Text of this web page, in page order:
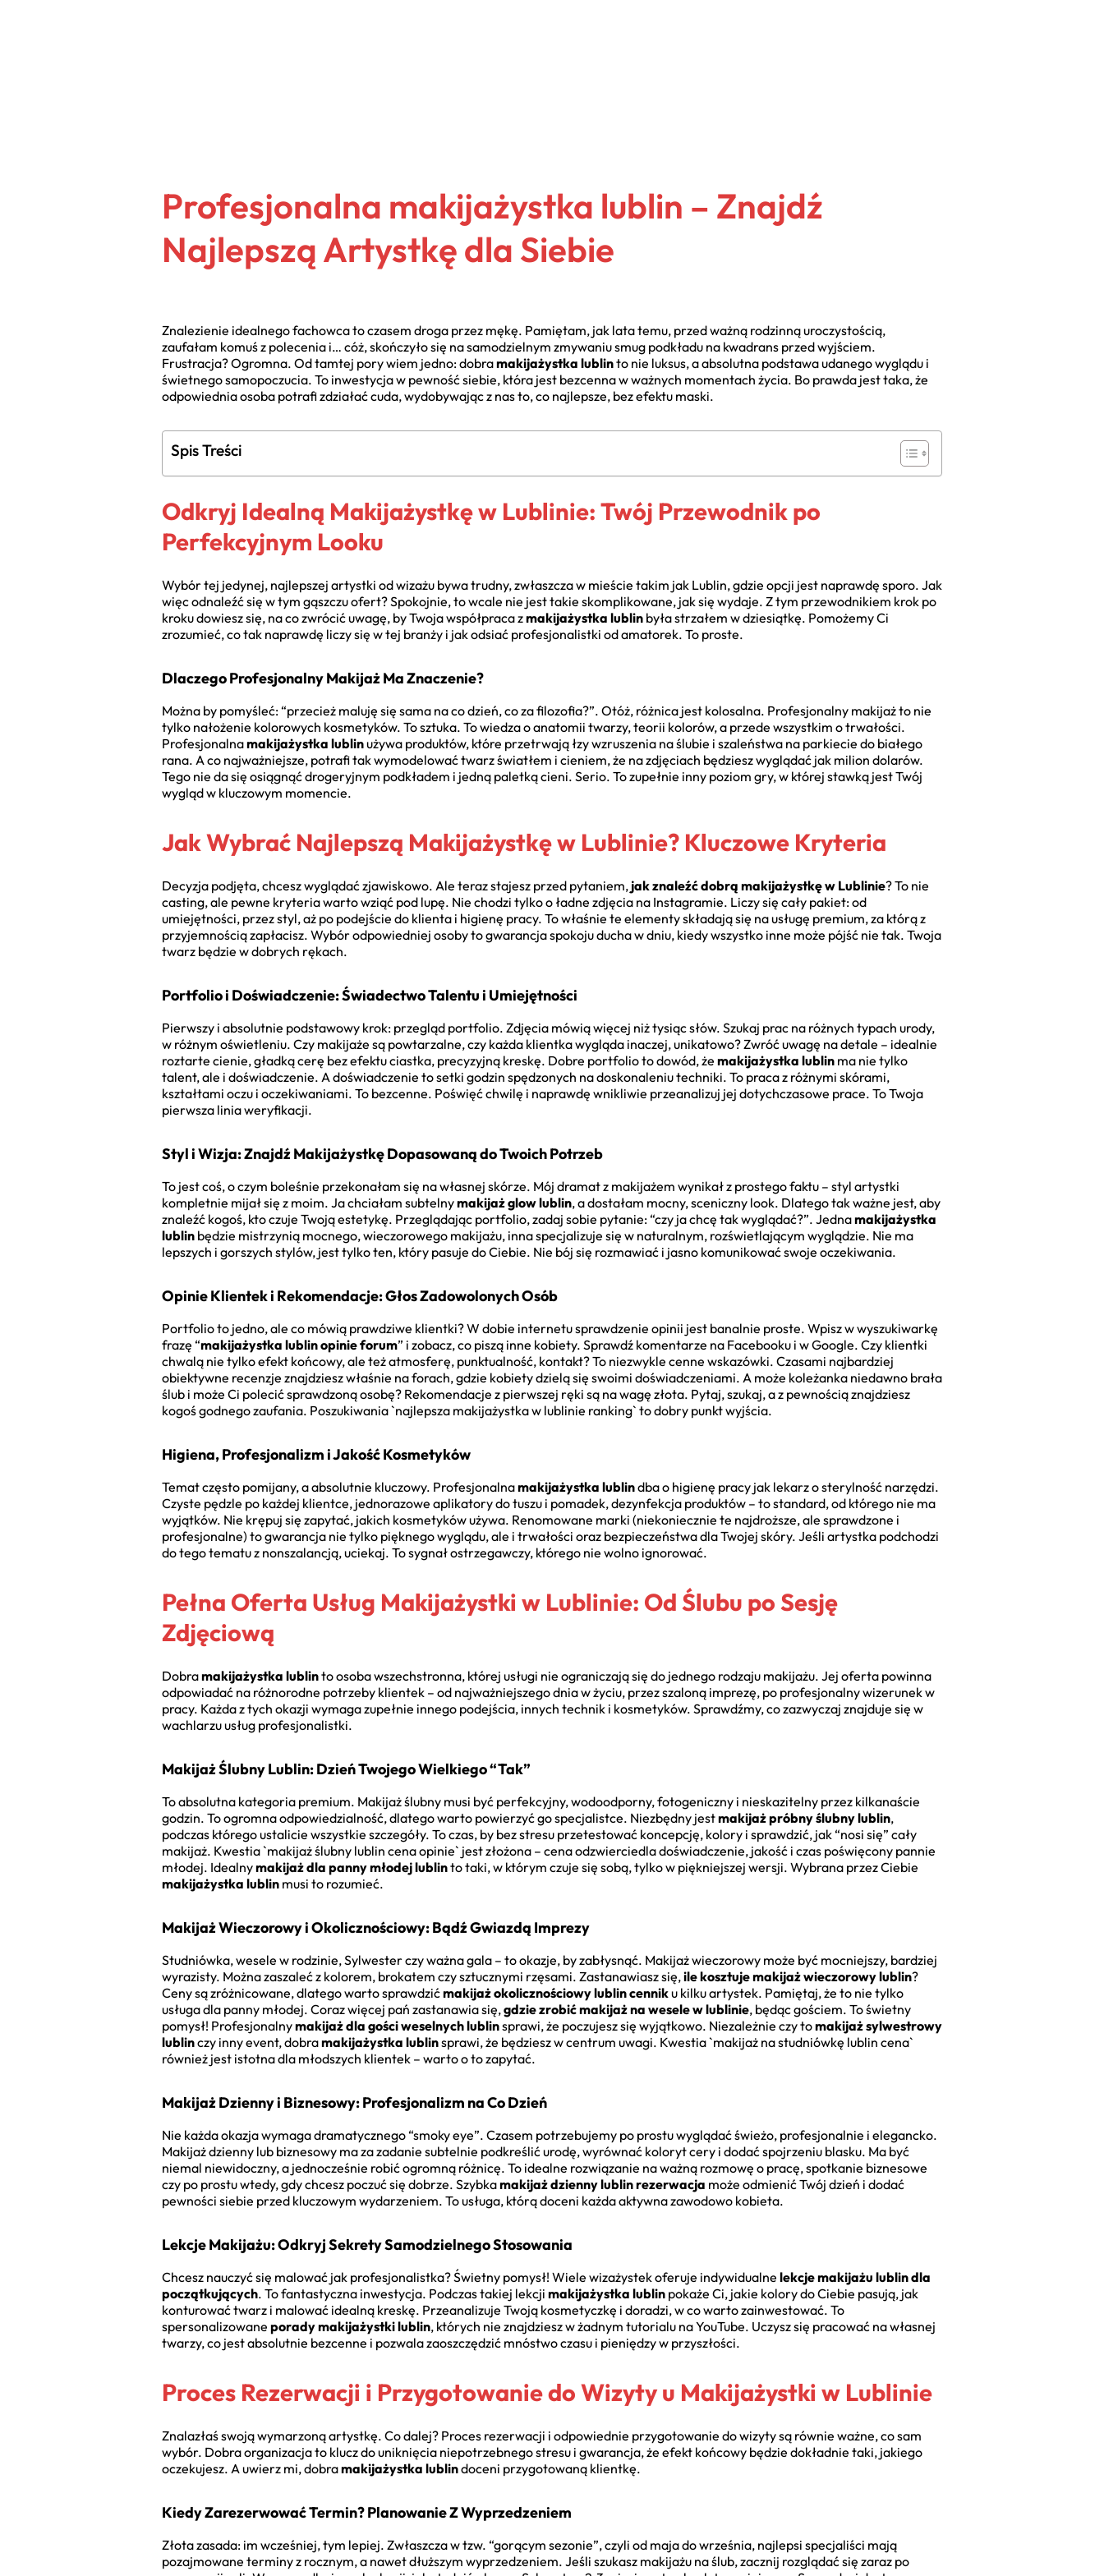
Profesjonalna makijażystka lublin – Znajdź
Najlepszą Artystkę dla Siebie
Znalezienie idealnego fachowca to czasem droga przez mękę. Pamiętam, jak lata temu, przed ważną rodzinną uroczystością,
zaufałam komuś z polecenia i… cóż, skończyło się na samodzielnym zmywaniu smug podkładu na kwadrans przed wyjściem.
Frustracja? Ogromna. Od tamtej pory wiem jedno: dobramakijażystka lublinto nie luksus, a absolutna podstawa udanego wyglądu i
świetnego samopoczucia. To inwestycja w pewność siebie, która jest bezcenna w ważnych momentach życia. Bo prawda jest taka, że
odpowiednia osoba potrafi zdziałać cuda, wydobywając z nas to, co najlepsze, bez efektu maski.
Spis Treści
Odkryj Idealną Makijażystkę w Lublinie: Twój Przewodnik po
Perfekcyjnym Looku
Wybór tej jedynej, najlepszej artystki od wizażu bywa trudny, zwłaszcza w mieście takim jak Lublin, gdzie opcji jest naprawdę sporo. Jak
więc odnaleźć się w tym gąszczu ofert? Spokojnie, to wcale nie jest takie skomplikowane, jak się wydaje. Z tym przewodnikiem krok po
kroku dowiesz się, na co zwrócić uwagę, by Twoja współpraca zmakijażystka lublin była strzałem w dziesiątkę. Pomożemy Ci
zrozumieć, co tak naprawdę liczy się w tej branży i jak odsiać profesjonalistki od amatorek. To proste.
Dlaczego Profesjonalny Makijaż Ma Znaczenie?
Można by pomyśleć: “przecież maluję się sama na co dzień, co za filozofia?”. Otóż, różnica jest kolosalna. Profesjonalny makijaż to nie
tylko nałożenie kolorowych kosmetyków. To sztuka. To wiedza o anatomii twarzy, teorii kolorów, a przede wszystkim o trwałości.
Profesjonalnamakijażystka lublinużywa produktów, które przetrwają łzy wzruszenia na ślubie i szaleństwa na parkiecie do białego
rana. A co najważniejsze, potrafi tak wymodelować twarz światłem i cieniem, że na zdjęciach będziesz wyglądać jak milion dolarów.
Tego nie da się osiągnąć drogeryjnym podkładem i jedną paletką cieni. Serio. To zupełnie inny poziom gry, w której stawką jest Twój
wygląd w kluczowym momencie.
Jak Wybrać Najlepszą Makijażystkę w Lublinie? Kluczowe Kryteria
Decyzja podjęta, chcesz wyglądać zjawiskowo. Ale teraz stajesz przed pytaniem, jak znaleźć dobrą makijażystkę w Lublinie? To nie
casting, ale pewne kryteria warto wziąć pod lupę. Nie chodzi tylko o ładne zdjęcia na Instagramie. Liczy się cały pakiet: od
umiejętności, przez styl, aż po podejście do klienta i higienę pracy. To właśnie te elementy składają się na usługę premium, za którą z
przyjemnością zapłacisz. Wybór odpowiedniej osoby to gwarancja spokoju ducha w dniu, kiedy wszystko inne może pójść nie tak. Twoja
twarz będzie w dobrych rękach.
Portfolio i Doświadczenie: Świadectwo Talentu i Umiejętności
Pierwszy i absolutnie podstawowy krok: przegląd portfolio. Zdjęcia mówią więcej niż tysiąc słów. Szukaj prac na różnych typach urody,
w różnym oświetleniu. Czy makijaże są powtarzalne, czy każda klientka wygląda inaczej, unikatowo? Zwróć uwagę na detale – idealnie
roztarte cienie, gładką cerę bez efektu ciastka, precyzyjną kreskę. Dobre portfolio to dowód, że makijażystka lublin ma nie tylko
talent, ale i doświadczenie. A doświadczenie to setki godzin spędzonych na doskonaleniu techniki. To praca z różnymi skórami,
kształtami oczu i oczekiwaniami. To bezcenne. Poświęć chwilę i naprawdę wnikliwie przeanalizuj jej dotychczasowe prace. To Twoja
pierwsza linia weryfikacji.
Styl i Wizja: Znajdź Makijażystkę Dopasowaną do Twoich Potrzeb
To jest coś, o czym boleśnie przekonałam się na własnej skórze. Mój dramat z makijażem wynikał z prostego faktu – styl artystki
kompletnie mijał się z moim. Ja chciałam subtelnymakijaż glow lublin, a dostałam mocny, sceniczny look. Dlatego tak ważne jest, aby
znaleźć kogoś, kto czuje Twoją estetykę. Przeglądając portfolio, zadaj sobie pytanie: “czy ja chcę tak wyglądać?”. Jednamakijażystka
lublin będzie mistrzynią mocnego, wieczorowego makijażu, inna specjalizuje się w naturalnym, rozświetlającym wyglądzie. Nie ma
lepszych i gorszych stylów, jest tylko ten, który pasuje do Ciebie. Nie bój się rozmawiać i jasno komunikować swoje oczekiwania.
Opinie Klientek i Rekomendacje: Głos Zadowolonych Osób
Portfolio to jedno, ale co mówią prawdziwe klientki? W dobie internetu sprawdzenie opinii jest banalnie proste. Wpisz w wyszukiwarkę
frazę “makijażystka lublin opinie forum” i zobacz, co piszą inne kobiety. Sprawdź komentarze na Facebooku i w Google. Czy klientki
chwalą nie tylko efekt końcowy, ale też atmosferę, punktualność, kontakt? To niezwykle cenne wskazówki. Czasami najbardziej
obiektywne recenzje znajdziesz właśnie na forach, gdzie kobiety dzielą się swoimi doświadczeniami. A może koleżanka niedawno brała
ślub i może Ci polecić sprawdzoną osobę? Rekomendacje z pierwszej ręki są na wagę złota. Pytaj, szukaj, a z pewnością znajdziesz
kogoś godnego zaufania. Poszukiwania `najlepsza makijażystka w lublinie ranking` to dobry punkt wyjścia.
Higiena, Profesjonalizm i Jakość Kosmetyków
Temat często pomijany, a absolutnie kluczowy. Profesjonalnamakijażystka lublindba o higienę pracy jak lekarz o sterylność narzędzi.
Czyste pędzle po każdej klientce, jednorazowe aplikatory do tuszu i pomadek, dezynfekcja produktów – to standard, od którego nie ma
wyjątków. Nie krępuj się zapytać, jakich kosmetyków używa. Renomowane marki (niekoniecznie te najdroższe, ale sprawdzone i
profesjonalne) to gwarancja nie tylko pięknego wyglądu, ale i trwałości oraz bezpieczeństwa dla Twojej skóry. Jeśli artystka podchodzi
do tego tematu z nonszalancją, uciekaj. To sygnał ostrzegawczy, którego nie wolno ignorować.
Pełna Oferta Usług Makijażystki w Lublinie: Od Ślubu po Sesję
Zdjęciową
Dobramakijażystka lublinto osoba wszechstronna, której usługi nie ograniczają się do jednego rodzaju makijażu. Jej oferta powinna
odpowiadać na różnorodne potrzeby klientek – od najważniejszego dnia w życiu, przez szaloną imprezę, po profesjonalny wizerunek w
pracy. Każda z tych okazji wymaga zupełnie innego podejścia, innych technik i kosmetyków. Sprawdźmy, co zazwyczaj znajduje się w
wachlarzu usług profesjonalistki.
Makijaż Ślubny Lublin: Dzień Twojego Wielkiego “Tak”
To absolutna kategoria premium. Makijaż ślubny musi być perfekcyjny, wodoodporny, fotogeniczny i nieskazitelny przez kilkanaście
godzin. To ogromna odpowiedzialność, dlatego warto powierzyć go specjalistce. Niezbędny jestmakijaż próbny ślubny lublin,
podczas którego ustalicie wszystkie szczegóły. To czas, by bez stresu przetestować koncepcję, kolory i sprawdzić, jak “nosi się” cały
makijaż. Kwestia `makijaż ślubny lublin cena opinie` jest złożona – cena odzwierciedla doświadczenie, jakość i czas poświęcony pannie
młodej. Idealnymakijaż dla panny młodej lublinto taki, w którym czuje się sobą, tylko w piękniejszej wersji. Wybrana przez Ciebie
makijażystka lublin musi to rozumieć.
Makijaż Wieczorowy i Okolicznościowy: Bądź Gwiazdą Imprezy
Studniówka, wesele w rodzinie, Sylwester czy ważna gala – to okazje, by zabłysnąć. Makijaż wieczorowy może być mocniejszy, bardziej
wyrazisty. Można zaszaleć z kolorem, brokatem czy sztucznymi rzęsami. Zastanawiasz się,ile kosztuje makijaż wieczorowy lublin?
Ceny są zróżnicowane, dlatego warto sprawdzićmakijaż okolicznościowy lublin cenniku kilku artystek. Pamiętaj, że to nie tylko
usługa dla panny młodej. Coraz więcej pań zastanawia się,gdzie zrobić makijaż na wesele w lublinie, będąc gościem. To świetny
pomysł! Profesjonalnymakijaż dla gości weselnych lublinsprawi, że poczujesz się wyjątkowo. Niezależnie czy tomakijaż sylwestrowy
lublinczy inny event, dobramakijażystka lublinsprawi, że będziesz w centrum uwagi. Kwestia `makijaż na studniówkę lublin cena`
również jest istotna dla młodszych klientek – warto o to zapytać.
Makijaż Dzienny i Biznesowy: Profesjonalizm na Co Dzień
Nie każda okazja wymaga dramatycznego “smoky eye”. Czasem potrzebujemy po prostu wyglądać świeżo, profesjonalnie i elegancko.
Makijaż dzienny lub biznesowy ma za zadanie subtelnie podkreślić urodę, wyrównać koloryt cery i dodać spojrzeniu blasku. Ma być
niemal niewidoczny, a jednocześnie robić ogromną różnicę. To idealne rozwiązanie na ważną rozmowę o pracę, spotkanie biznesowe
czy po prostu wtedy, gdy chcesz poczuć się dobrze. Szybkamakijaż dzienny lublin rezerwacja może odmienić Twój dzień i dodać
pewności siebie przed kluczowym wydarzeniem. To usługa, którą doceni każda aktywna zawodowo kobieta.
Lekcje Makijażu: Odkryj Sekrety Samodzielnego Stosowania
Chcesz nauczyć się malować jak profesjonalistka? Świetny pomysł! Wiele wizażystek oferuje indywidualne lekcje makijażu lublin dla
początkujących. To fantastyczna inwestycja. Podczas takiej lekcji makijażystka lublin pokaże Ci, jakie kolory do Ciebie pasują, jak
konturować twarz i malować idealną kreskę. Przeanalizuje Twoją kosmetyczkę i doradzi, w co warto zainwestować. To
spersonalizowane porady makijażystki lublin, których nie znajdziesz w żadnym tutorialu na YouTube. Uczysz się pracować na własnej
twarzy, co jest absolutnie bezcenne i pozwala zaoszczędzić mnóstwo czasu i pieniędzy w przyszłości.
Proces Rezerwacji i Przygotowanie do Wizyty u Makijażystki w Lublinie
Znalazłaś swoją wymarzoną artystkę. Co dalej? Proces rezerwacji i odpowiednie przygotowanie do wizyty są równie ważne, co sam
wybór. Dobra organizacja to klucz do uniknięcia niepotrzebnego stresu i gwarancja, że efekt końcowy będzie dokładnie taki, jakiego
oczekujesz. A uwierz mi, dobramakijażystka lublindoceni przygotowaną klientkę.
Kiedy Zarezerwować Termin? Planowanie Z Wyprzedzeniem
Złota zasada: im wcześniej, tym lepiej. Zwłaszcza w tzw. “gorącym sezonie”, czyli od maja do września, najlepsi specjaliści mają
pozajmowane terminy z rocznym, a nawet dłuższym wyprzedzeniem. Jeśli szukasz makijażu na ślub, zacznij rozglądać się zaraz po